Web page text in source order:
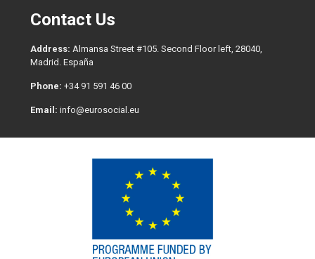
Contact Us
Address: Almansa Street #105. Second Floor left, 28040,
Madrid. España
Phone: +34 91 591 46 00
Email: info@eurosocial.eu